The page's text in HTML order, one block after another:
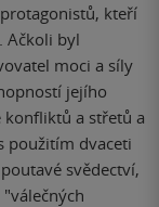
kteří
Ačkoli byl
moci a síly
jejího
konfliktů a střetů a
použitím dvaceti
svědectví,